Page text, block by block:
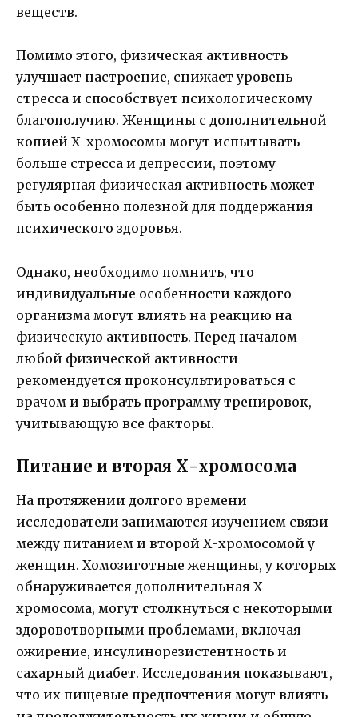
веществ.
Помимо этого, физическая активность
улучшает настроение, снижает уровень
стресса и способствует психологическому
благополучию. Женщины с дополнительной
копией Х-хромосомы могут испытывать
больше стресса и депрессии, поэтому
регулярная физическая активность может
быть особенно полезной для поддержания
психического здоровья.
Однако, необходимо помнить, что
индивидуальные особенности каждого
организма могут влиять на реакцию на
физическую активность. Перед началом
любой физической активности
рекомендуется проконсультироваться с
врачом и выбрать программу тренировок,
учитывающую все факторы.
Питание и вторая Х-хромосома
На протяжении долгого времени
исследователи занимаются изучением связи
между питанием и второй Х-хромосомой у
женщин. Хомозиготные женщины, у которых
обнаруживается дополнительная Х-
хромосома, могут столкнуться с некоторыми
здоровотворными проблемами, включая
ожирение, инсулинорезистентность и
сахарный диабет. Исследования показывают,
что их пищевые предпочтения могут влиять